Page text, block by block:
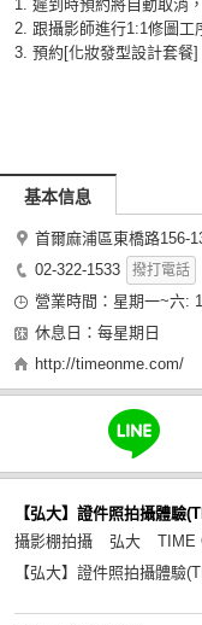
1. 遲到時預約將自動取消
2. 跟攝影師進行1:1修圖工
3. 預約[化妝發型設計套餐
基本信息
首爾麻浦區東橋路156-
02-322-1533
撥打電話
營業時間：星期一~六:
休息日：每星期日
http://timeonme.com/
【弘大】證件照拍攝體驗
攝影棚拍攝
弘大 TIME
【弘大】證件照拍攝體驗